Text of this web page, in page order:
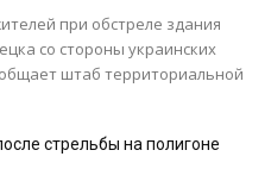
при обстреле здания
со стороны украинских
штаб территориальной
стрельбы на полигоне